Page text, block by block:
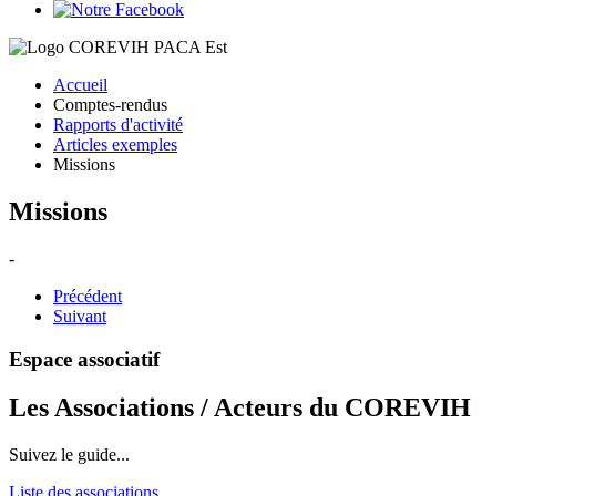
Accueil
Comptes-rendus
Rapports d'activité
Articles exemples
Missions
Missions
-
Précédent
Suivant
Espace associatif
Les Associations / Acteurs du COREVIH
Suivez le guide...